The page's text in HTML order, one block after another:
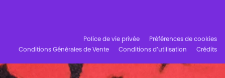
Police de vie privée
Préférences de cookies
Conditions Générales de Vente
Conditions d’utilisation Crédits